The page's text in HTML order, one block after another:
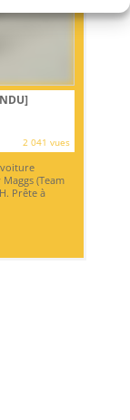
2 041 vues
voiture
(Team
Prête à